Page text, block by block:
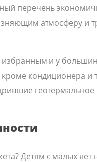
перечень
атмосферу и
и у
кондиционера и
геотермальное
Детям с малых лет